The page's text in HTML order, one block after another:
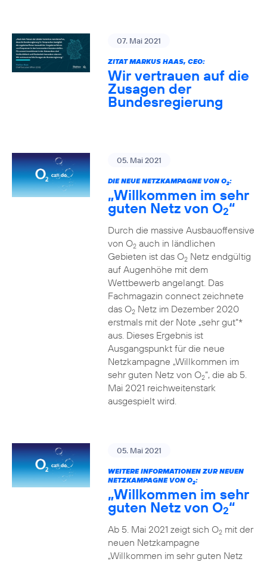
07. Mai 2021
ZITAT MARKUS HAAS, CEO:
Wir vertrauen auf die
Zusagen der
Bundesregierung
05. Mai 2021
DIE NEUE NETZKAMPAGNE VON O2:
„Willkommen im sehr
guten Netz von O2“
Durch die massive Ausbauoffensive
von O2auch in ländlichen
Gebieten ist das O2Netz endgültig
auf Augenhöhe mit dem
Wettbewerb angelangt. Das
Fachmagazin connect zeichnete
das O2Netz im Dezember 2020
erstmals mit der Note „sehr gut“*
aus. Dieses Ergebnis ist
Ausgangspunkt für die neue
Netzkampagne „Willkommen im
sehr guten Netz von O2“, die ab 5.
Mai 2021 reichweitenstark
ausgespielt wird.
05. Mai 2021
WEITERE INFORMATIONEN ZUR NEUEN
NETZKAMPAGNE VON O2:
„Willkommen im sehr
guten Netz von O2“
Ab 5. Mai 2021 zeigt sich O2mit der
neuen Netzkampagne
„Willkommen im sehr guten Netz